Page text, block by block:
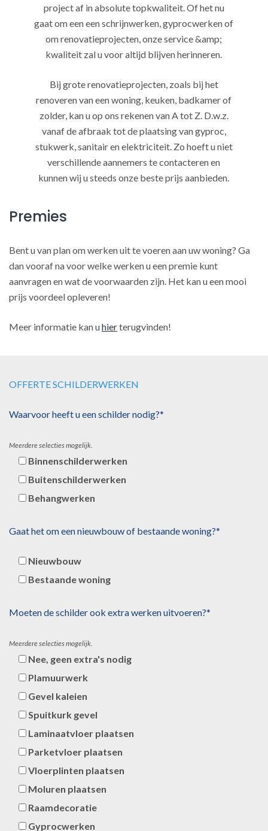
project af in absolute topkwaliteit. Of het nu
gaat om een een schrijnwerken, gyprocwerken of
om renovatieprojecten, onze service &amp;
kwaliteit zal u voor altijd blijven herinneren.
Bij grote renovatieprojecten, zoals bij het
renoveren van een woning, keuken, badkamer of
zolder, kan u op ons rekenen van A tot Z. D.w.z.
vanaf de afbraak tot de plaatsing van gyproc,
stukwerk, sanitair en elektriciteit. Zo hoeft u niet
verschillende aannemers te contacteren en
kunnen wij u steeds onze beste prijs aanbieden.
Premies
Bent u van plan om werken uit te voeren aan uw woning? Ga
dan vooraf na voor welke werken u een premie kunt
aanvragen en wat de voorwaarden zijn. Het kan u een mooi
prijs voordeel opleveren!
Meer informatie kan uhierterugvinden!
OFFERTE SCHILDERWERKEN
Waarvoor heeft u een schilder nodig?*
Meerdere selecties mogelijk.
Binnenschilderwerken
Buitenschilderwerken
Behangwerken
Gaat het om een nieuwbouw of bestaande woning?*
Nieuwbouw
Bestaande woning
Moeten de schilder ook extra werken uitvoeren?*
Meerdere selecties mogelijk.
Nee, geen extra's nodig
Plamuurwerk
Gevel kaleien
Spuitkurk gevel
Laminaatvloer plaatsen
Parketvloer plaatsen
Vloerplinten plaatsen
Moluren plaatsen
Raamdecoratie
Gyprocwerken